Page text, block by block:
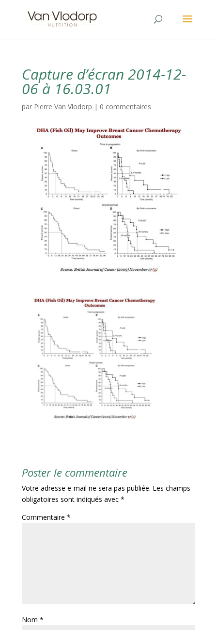
Capture d’écran 2014-12-
06 à 16.03.01
par Pierre Van Vlodorp | 0 commentaires
Poster le commentaire
Votre adresse e-mail ne sera pas publiée. Les champs
obligatoires sont indiqués avec *
Commentaire *
Nom *